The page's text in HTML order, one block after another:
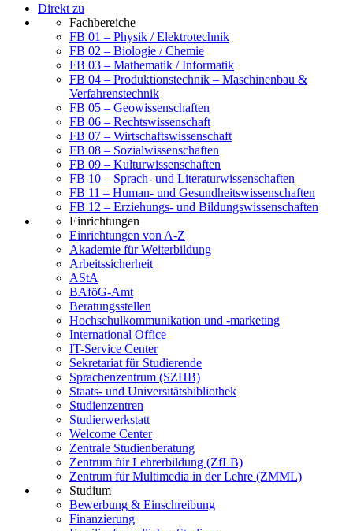
Direkt zu
Fachbereiche
FB 01 – Physik / Elektrotechnik
FB 02 – Biologie / Chemie
FB 03 – Mathematik / Informatik
FB 04 – Produktionstechnik – Maschinenbau &
Verfahrenstechnik
FB 05 – Geowissenschaften
FB 06 – Rechtswissenschaft
FB 07 – Wirtschaftswissenschaft
FB 08 – Sozialwissenschaften
FB 09 – Kulturwissenschaften
FB 10 – Sprach- und Literaturwissenschaften
FB 11 – Human- und Gesundheitswissenschaften
FB 12 – Erziehungs- und Bildungswissenschaften
Einrichtungen
Einrichtungen von A-Z
Akademie für Weiterbildung
Arbeitssicherheit
AStA
BAföG-Amt
Beratungsstellen
Hochschulkommunikation und -marketing
International Office
IT-Service Center
Sekretariat für Studierende
Sprachenzentrum (SZHB)
Staats- und Universitätsbibliothek
Studienzentren
Studierwerkstatt
Welcome Center
Zentrale Studienberatung
Zentrum für Lehrerbildung (ZfLB)
Zentrum für Multimedia in der Lehre (ZMML)
Studium
Bewerbung & Einschreibung
Finanzierung